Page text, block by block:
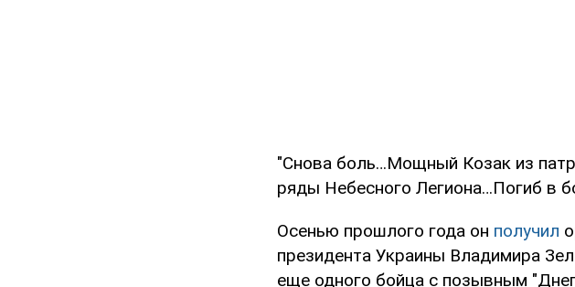
"Снова боль…Мощный Козак из
ряды Небесного Легиона…Погиб в
Осенью прошлого года он получил
президента Украины Владимира
еще одного бойца с позывным